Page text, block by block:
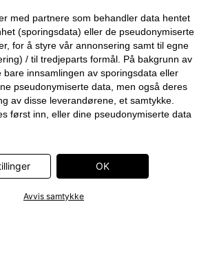
med partnere som behandler data hentet
(sporingsdata) eller de pseudonymiserte
for å styre vår annonsering samt til egne
/ til tredjeparts formål. På bakgrunn av
bare innsamlingen av sporingsdata eller
pseudonymiserte data, men også deres
av disse leverandørene, et samtykke.
først inn, eller dine pseudonymiserte data
SA, Flowbox AB, Google Ireland Ltd, Hurra
ID5 Technology Ltd, Meta Platforms
Snap Group Ltd, TikTok Information
OK
Avvis samtykke